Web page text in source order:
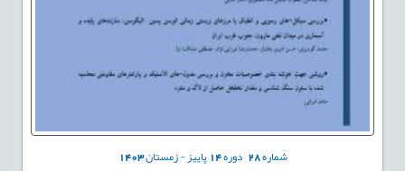
شماره28 دوره14پاییز - زمستان1403